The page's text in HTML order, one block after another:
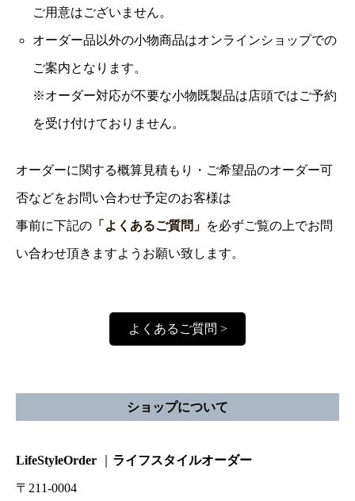
ご用意はございません。
オーダー品以外の小物商品はオンラインショップでの
ご案内となります。
※オーダー対応が不要な小物既製品は店頭ではご予約
を受け付けておりません。
オーダーに関する概算見積もり・ご希望品のオーダー可
否などをお問い合わせ予定のお客様は
事前に下記の 「よくあるご質問」 を必ずご覧の上でお問
い合わせ頂きますようお願い致します。
よくあるご質問 >
ショップについて
LifeStyleOrder ライフスタイルオーダー
〒211-0004